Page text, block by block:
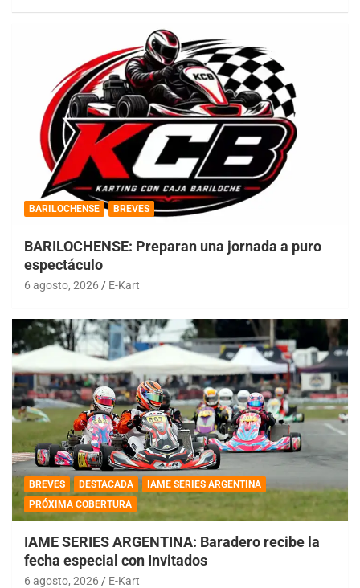
BARILOCHENSE BREVES
BARILOCHENSE: Preparan una jornada a puro
espectáculo
6 agosto, 2026 E-Kart
BREVES DESTACADA
IAME SERIES ARGENTINA
PRÓXIMA COBERTURA
IAME SERIES ARGENTINA: Baradero recibe la
fecha especial con Invitados
6 agosto, 2026 E-Kart